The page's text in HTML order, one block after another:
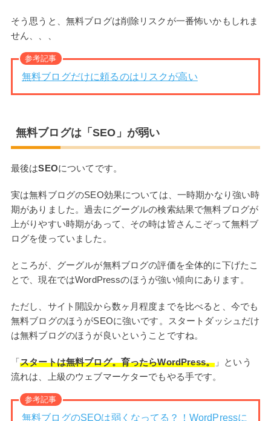
そう思うと、無料ブログは削除リスクが一番怖いかもしれま
せん、、、
参考記事
無料ブログだけに頼るのはリスクが高い
無料ブログは「SEO」が弱い
最後はSEOについてです。
実は無料ブログのSEO効果については、一時期かなり強い時
期がありました。過去にグーグルの検索結果で無料ブログが
上がりやすい時期があって、その時は皆さんこぞって無料ブ
ログを使っていました。
ところが、グーグルが無料ブログの評価を全体的に下げたこ
とで、現在ではWordPressのほうが強い傾向にあります。
ただし、サイト開設から数ヶ月程度までを比べると、今でも
無料ブログのほうがSEOに強いです。スタートダッシュだけ
は無料ブログのほうが良いということですね。
「スタートは無料ブログ。育ったらWordPress。 」という
流れは、上級のウェブマーケターでもやる手です。
参考記事
無料ブログのSEOは弱くなってる？！WordPressに